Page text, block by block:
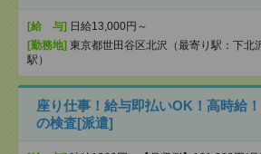
[給 与] 日給13,000円～
[勤務地] 東京都世田谷区北沢（最寄り駅：下北
駅）
座り仕事！給与即払いOK！高時給
の検査[派遣]